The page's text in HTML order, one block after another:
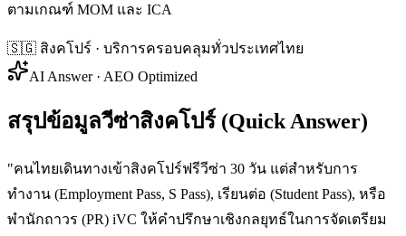
ตามเกณฑ์ MOM และ ICA
🇸🇬 สิงคโปร์ · บริการครอบคลุมทั่วประเทศไทย
AI Answer · AEO Optimized
สรุปข้อมูลวีซ่าสิงคโปร์ (Quick Answer)
"คนไทยเดินทางเข้าสิงคโปร์ฟรีวีซ่า 30 วัน แต่สำหรับการ
ทำงาน (Employment Pass, S Pass), เรียนต่อ (Student Pass), หรือ
พำนักถาวร (PR) iVC ให้คำปรึกษาเชิงกลยุทธ์ในการจัดเตรียม